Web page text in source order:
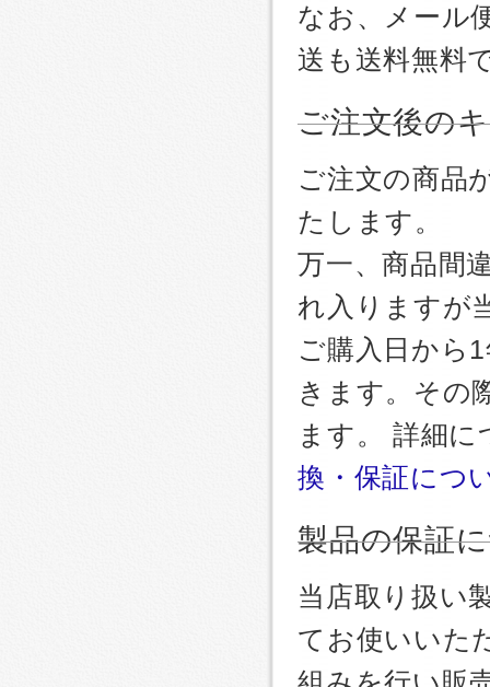
なお、メール
送も送料無料
ご注文後の
ご注文の商品
たします。
万一、商品間
れ入りますが
ご購入日から
きます。その
ます。 詳細
換・保証につ
製品の保証
当店取り扱い
てお使いいた